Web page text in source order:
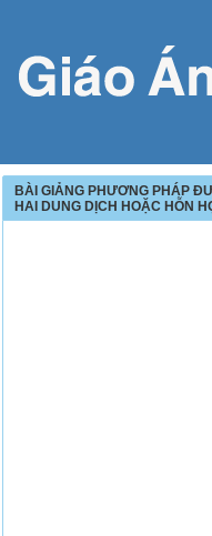
BÀI GIẢNG PHƯƠNG PHÁP
HAI DUNG DỊCH HOẶC HỖN